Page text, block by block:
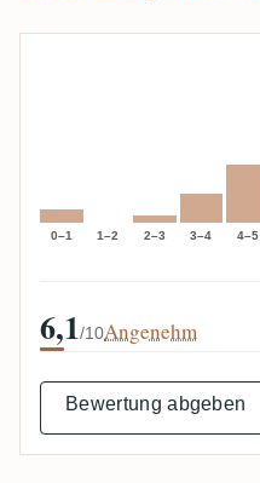
0–1 1–2 2–3 3–4 4–5
6,1/10Angenehm
Bewertung abgeben